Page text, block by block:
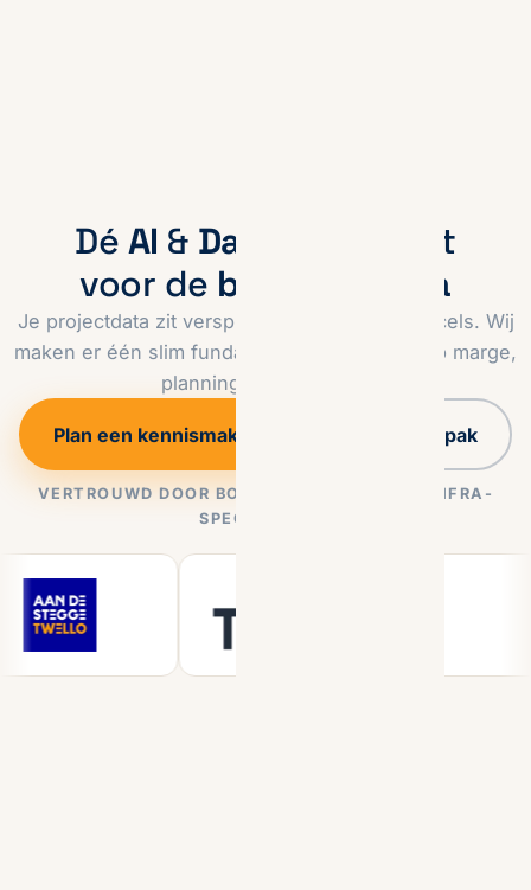
Dé AI & Data
-specialist
voor de bouw en infra
Je projectdata zit verspreid over tientallen Excels. Wij
maken er één slim fundament van, met grip op marge,
planning en capaciteit.
Plan een kennismaking Onze aanpak
VERTROUWD DOOR BOUWERS, MAKERS EN INFRA-
SPECIALISTEN